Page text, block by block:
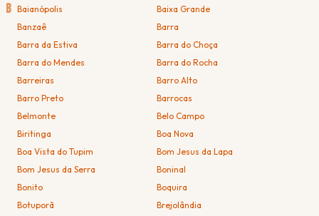
B Baianópolis
Baixa Grande
Banzaê
Barra
Barra da Estiva
Barra do Choça
Barra do Mendes
Barra do Rocha
Barreiras
Barro Alto
Barro Preto
Barrocas
Belmonte
Belo Campo
Biritinga
Boa Nova
Boa Vista do Tupim
Bom Jesus da Lapa
Bom Jesus da Serra
Boninal
Bonito
Boquira
Botuporã
Brejolândia